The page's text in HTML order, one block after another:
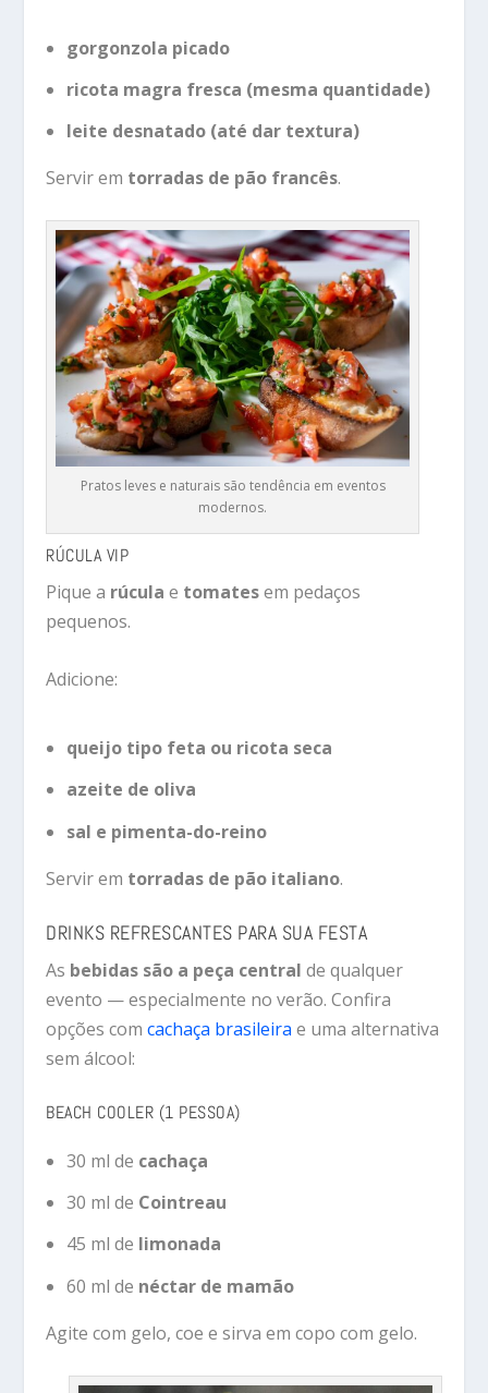
gorgonzola picado
ricota magra fresca (mesma quantidade)
leite desnatado (até dar textura)
Servir em torradas de pão francês.
Pratos leves e naturais são tendência em eventos
modernos.
RÚCULA VIP
Pique a rúcula e tomatesem pedaços
pequenos.
Adicione:
queijo tipo feta ou ricota seca
azeite de oliva
sal e pimenta-do-reino
Servir em torradas de pão italiano.
DRINKS REFRESCANTES PARA SUA FESTA
As bebidas são a peça central de qualquer
evento — especialmente no verão. Confira
opções com cachaça brasileirae uma alternativa
sem álcool:
BEACH COOLER (1 PESSOA)
30 ml de cachaça
30 ml de Cointreau
45 ml de limonada
60 ml de néctar de mamão
Agite com gelo, coe e sirva em copo com gelo.